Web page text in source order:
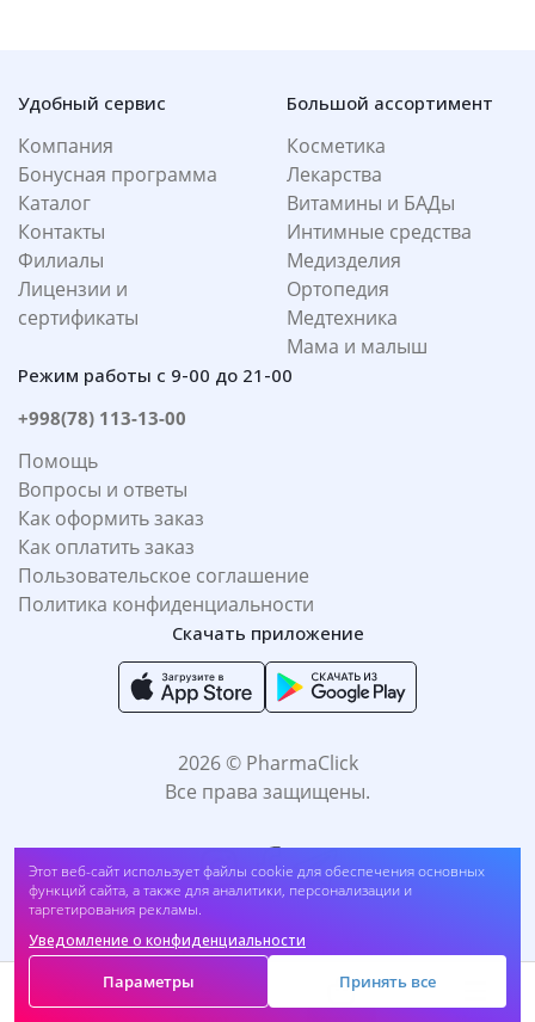
Этот веб-сайт использует файлы cookie для обеспечения основных
функций сайта, а также для аналитики, персонализации и
таргетирования рекламы.
Уведомление о конфиденциальности
Параметры Принять все
Удобный сервис
Компания
Бонусная программа
Каталог
Контакты
Филиалы
Лицензии и
сертификаты
Большой ассортимент
Косметика
Лекарства
Витамины и БАДы
Интимные средства
Медизделия
Ортопедия
Медтехника
Мама и малыш
Режим работы с 9-00 до 21-00
+998(78) 113-13-00
Помощь
Вопросы и ответы
Как оформить заказ
Как оплатить заказ
Пользовательское соглашение
Политика конфиденциальности
Скачать приложение
2026 © PharmaClick
Все права защищены.
Принимаем к оплате: